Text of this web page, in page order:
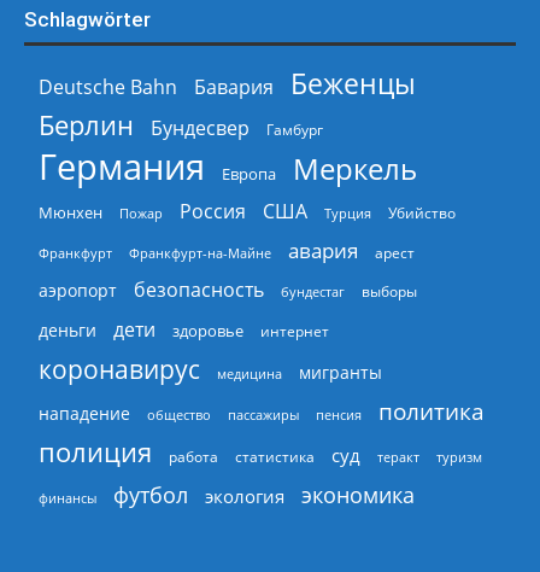
Schlagwörter
Deutsche Bahn Бавария
Беженцы
Берлин
Бундесвер Гамбург
Германия Европа Меркель
Мюнхен Пожар Россия США Турция Убийство
Франкфурт Франкфурт-на-Майне авария арест
аэропорт безопасность бундестаг выборы
деньги дети здоровье интернет
коронавирус медицина
мигранты
нападение
общество пассажиры пенсия политика
полиция работа статистика суд теракт туризм
финансы футбол экология экономика